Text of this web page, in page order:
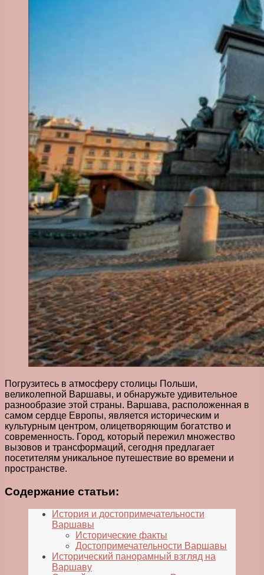
Погрузитесь в атмосферу столицы Польши,
великолепной Варшавы, и обнаружьте удивительное
разнообразие этой страны. Варшава, расположенная в
самом сердце Европы, является историческим и
культурным центром, олицетворяющим богатство и
современность. Город, который пережил множество
вызовов и трансформаций, сегодня предлагает
посетителям уникальное путешествие во времени и
пространстве.
Содержание статьи:
История и достопримечательности
Варшавы
Исторические факты
Достопримечательности Варшавы
Исторический панорамный взгляд на
Варшаву